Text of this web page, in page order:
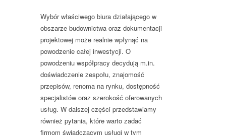
Wybórwłaściwego biura działającego w
obszarze budownictwa oraz dokumentacji
projektowej może realnie wpłynąć na
powodzenie całej inwestycji. O
powodzeniu współpracy decydują m.in.
doświadczenie zespołu, znajomość
przepisów, renoma na rynku, dostępność
specjalistów oraz szerokość oferowanych
usług. W dalszej części przedstawiamy
również pytania, które warto zadać
firmom świadczącym usługi w tym